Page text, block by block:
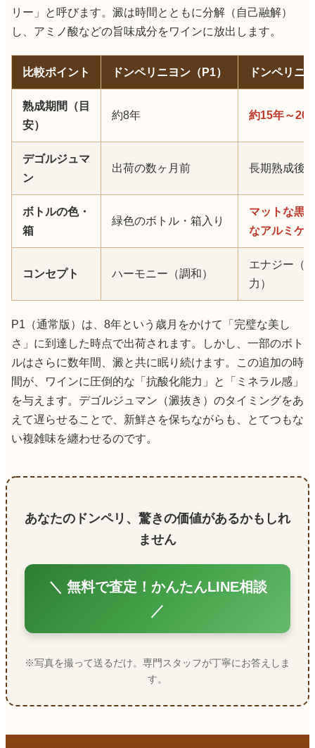
リー」と呼びます。澱は時間とともに分解（自己融解）
し、アミノ酸などの旨味成分をワインに放出します。
比較ポイント ドンペリニヨン（P1） ドンペリニ
熟成期間（目
安）
約8年 約15年～20
デゴルジュマ
ン
出荷の数ヶ月前 長期熟成後
ボトルの色・
箱
緑色のボトル・箱入り
マットな黒
なアルミケ
コンセプト ハーモニー（調和）
エナジー（
力）
P1（通常版）は、8年という歳月をかけて「完璧な美し
さ」に到達した時点で出荷されます。しかし、一部のボト
ルはさらに数年間、澱と共に眠り続けます。この追加の時
間が、ワインに圧倒的な「抗酸化能力」と「ミネラル感」
を与えます。デゴルジュマン（澱抜き）のタイミングをあ
えて遅らせることで、新鮮さを保ちながらも、とてつもな
い複雑味を纏わせるのです。
あなたのドンペリ、驚きの価値があるかもしれ
ません
＼ 無料で査定！かんたんLINE相談
／
※写真を撮って送るだけ。専門スタッフが丁寧にお答えしま
す。